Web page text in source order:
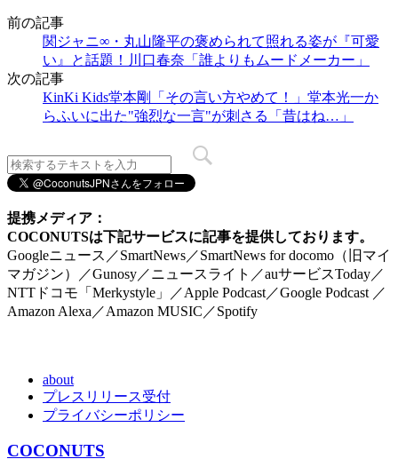
前の記事
関ジャニ∞・丸山隆平の褒められて照れる姿が『可愛
い』と話題！川口春奈「誰よりもムードメーカー」
次の記事
KinKi Kids堂本剛「その言い方やめて！」堂本光一か
らふいに出た"強烈な一言"が刺さる「昔はね…」
提携メディア：
COCONUTSは下記サービスに記事を提供しております。
Googleニュース／SmartNews／SmartNews for docomo（旧マイ
マガジン）／Gunosy／ニュースライト／auサービスToday／
NTTドコモ「Merkystyle」／Apple Podcast／Google Podcast ／
Amazon Alexa／Amazon MUSIC／Spotify
about
プレスリリース受付
プライバシーポリシー
COCONUTS